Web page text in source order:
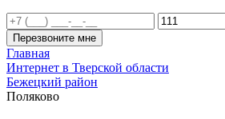
Перезвоните мне
Главная
Интернет в Тверской области
Бежецкий район
Поляково